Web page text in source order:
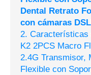
Dental Retrato
con cámaras
2. Características
K2 2PCS Macro
2.4G Transmisor,
Flexible con